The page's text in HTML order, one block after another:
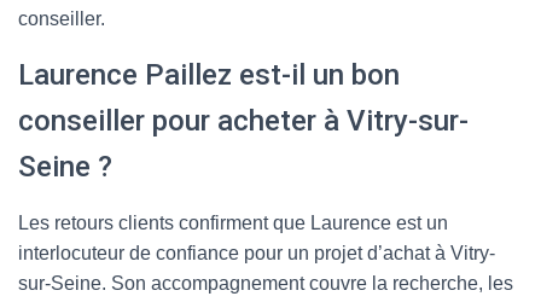
conseiller.
Laurence Paillez est-il un bon
conseiller pour acheter à Vitry-sur-
Seine ?
Les retours clients confirment que Laurence est un
interlocuteur de confiance pour un projet d’achat à Vitry-
sur-Seine. Son accompagnement couvre la recherche, les